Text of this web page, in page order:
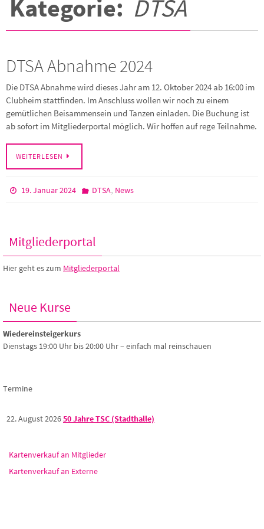
Kategorie: DTSA
DTSA Abnahme 2024
Die DTSA Abnahme wird dieses Jahr am 12. Oktober 2024 ab 16:00 im
Clubheim stattfinden. Im Anschluss wollen wir noch zu einem
gemütlichen Beisammensein und Tanzen einladen. Die Buchung ist
ab sofort im Mitgliederportal möglich. Wir hoffen auf rege Teilnahme.
WEITERLESEN
19. Januar 2024 DTSA, News
Mitgliederportal
Hier geht es zum Mitgliederportal
Neue Kurse
Wiedereinsteigerkurs
Dienstags 19:00 Uhr bis 20:00 Uhr – einfach mal reinschauen
Termine
22. August 202650 Jahre TSC (Stadthalle)
Kartenverkauf an Mitglieder
Kartenverkauf an Externe